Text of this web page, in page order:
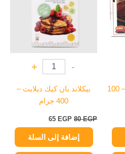
ماجيك كاكاو بودر خام – 100
-
+
بيكلاند بان كيك ديلايت –
400 جرام
80EGP
65 EGP
إضافة إلى السلة